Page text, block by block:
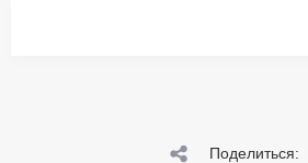
Поделиться: